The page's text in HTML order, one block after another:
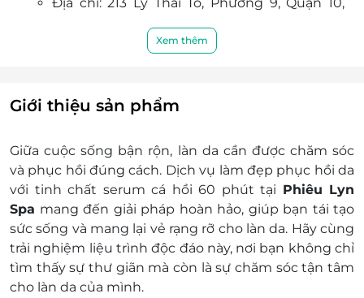
Một khách hàng được mua nhiều E-Voucher/E-
thành tiền mặt, không trả lại tiền thừa
Không áp dụng đồng thời cùng lúc với các
Giá chưa bao gồm VAT.
Xem thêm
Giới thiệu sản phẩm
Giữa cuộc sống bận rộn, làn da cần được chăm sóc
và phục hồi đúng cách. Dịch vụ làm đẹp phục hồi da
với tinh chất serum cá hồi 60 phút tại Phiêu Lyn
Spa mang đến giải pháp hoàn hảo, giúp bạn tái tạo
sức sống và mang lại vẻ rạng rỡ cho làn da. Hãy cùng
trải nghiệm liệu trình độc đáo này, nơi bạn không chỉ
tìm thấy sự thư giãn mà còn là sự chăm sóc tận tâm
cho làn da của mình.